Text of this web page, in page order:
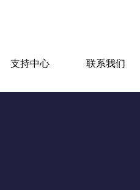
支持中心 联系我们